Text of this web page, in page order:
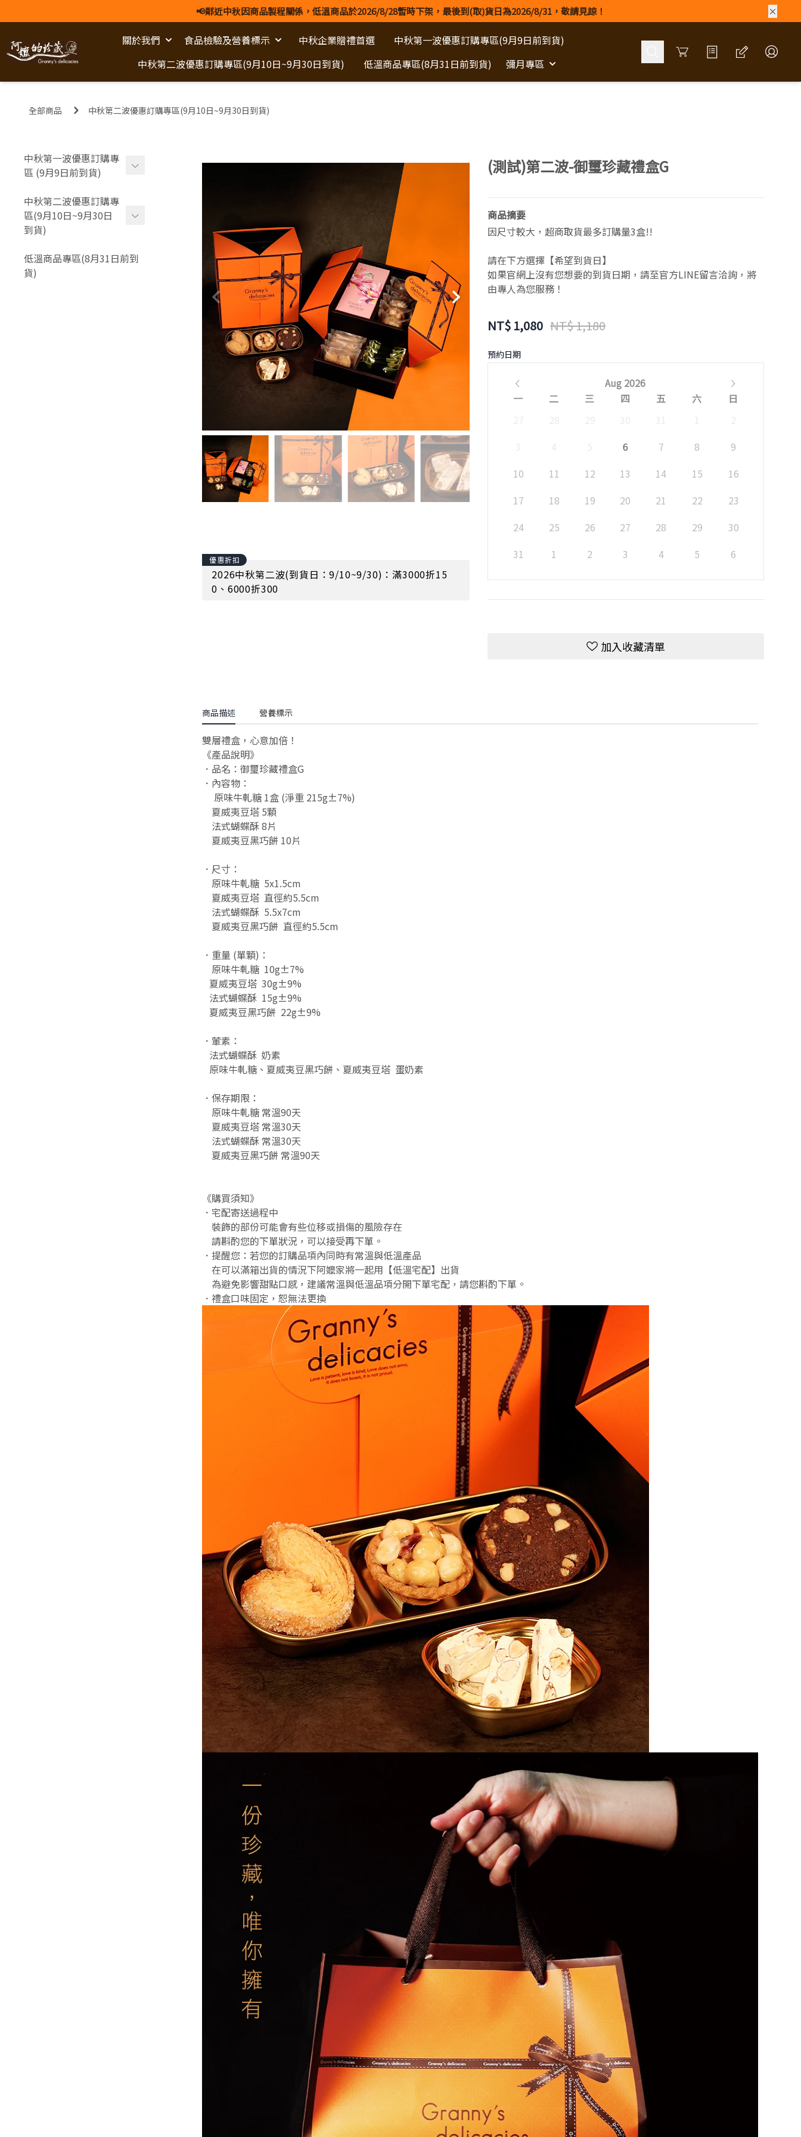
📢鄰近中秋因商品製程關係，低溫商品於2026/8/28暫時下架，最後到(取)貨日為2026/8/31，敬請見諒！
關於我們 食品檢驗及營養標示 中秋企業贈禮首選
中秋第一波優惠訂購專區(9月9日前到貨)
中秋第二波優惠訂購專區(9月10日~9月30日到貨)
低溫商品專區(8月31日前到貨) 彌月專區
Cart
全部商品 中秋第二波優惠訂購專區(9月10日~9月30日到貨)
中秋第一波優惠訂購專
區 (9月9日前到貨)
新客嘗鮮體驗 (不適用早鳥
優惠)
各式伴手禮盒
- 金璽尊榮禮盒
-
中秋第二波優惠訂購專
區(9月10日~9月30日
到貨)
新客嘗鮮體驗 (不適用早鳥
優惠)
低溫商品專區(8月31日前到
貨)
優惠折扣
2026中秋第二波(到貨日：9/10~9/30)：滿3000折15
0、6000折300
(測試)第二波-御璽珍藏禮盒G
商品摘要
因尺寸較大，超商取貨最多訂購量3盒!!
請在下方選擇【希望到貨日】
如果官網上沒有您想要的到貨日期，請至官方LINE留言洽詢，將
由專人為您服務！
NT$1,080 NT$ 1,180
預約日期
Aug 2026
一
二 三 四 五 六
日
6 7 8
9
10
11 12 13 14 15
16
17
18 19 20 21 22
23
24
25 26 27 28 29
30
31
1 2 3 4 5 6
加入收藏清單
商品描述 營養標示
雙層禮盒，心意加倍！
《產品說明》
．品名：御璽珍藏禮盒G
．內容物：
原味牛軋糖 1盒 (淨重 215g±7%)
夏威夷豆塔 5顆
法式蝴蝶酥 8片
夏威夷豆黑巧餅 10片
．尺寸：
原味牛軋糖 5x1.5cm
夏威夷豆塔 直徑約5.5cm
法式蝴蝶酥 5.5x7cm
夏威夷豆黑巧餅 直徑約5.5cm
．重量 (單顆)：
原味牛軋糖 10g±7%
夏威夷豆塔 30g±9%
法式蝴蝶酥 15g±9%
夏威夷豆黑巧餅 22g±9%
．葷素：
法式蝴蝶酥 奶素
原味牛軋糖、夏威夷豆黑巧餅、夏威夷豆塔 蛋奶素
．保存期限：
原味牛軋糖 常溫90天
夏威夷豆塔 常溫30天
法式蝴蝶酥 常溫30天
夏威夷豆黑巧餅 常溫90天
《購買須知》
．宅配寄送過程中
裝飾的部份可能會有些位移或損傷的風險存在
請斟酌您的下單狀況，可以接受再下單。
．提醒您：若您的訂購品項內同時有常溫與低溫產品
在可以滿箱出貨的情況下阿嬤家將一起用【低溫宅配】出貨
為避免影響甜點口感，建議常溫與低溫品項分開下單宅配，請您斟酌下單。
．禮盒口味固定，恕無法更換